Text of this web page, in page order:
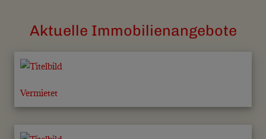
Aktuelle Immobilienangebote
Vermietet